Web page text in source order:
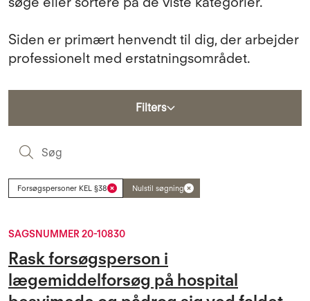
Siden er primært henvendt til dig, der arbejder
professionelt med erstatningsområdet.
Filters
Forsøgspersoner KEL §38 Nulstil søgning
SAGSNUMMER 20-10830
Rask forsøgsperson i
lægemiddelforsøg på hospital